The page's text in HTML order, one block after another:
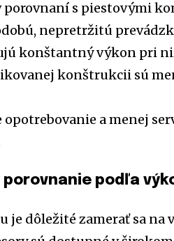
s piestovými
nepretržitú
konštantný výkon pri
konštrukcii sú
a menej
podľa
je dôležité zamerať sa na